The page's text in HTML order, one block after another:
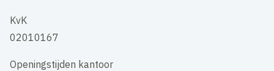
KvK
02010167
Openingstijden kantoor